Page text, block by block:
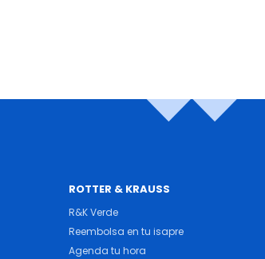
ROTTER & KRAUSS
R&K Verde
Reembolsa en tu isapre
Agenda tu hora